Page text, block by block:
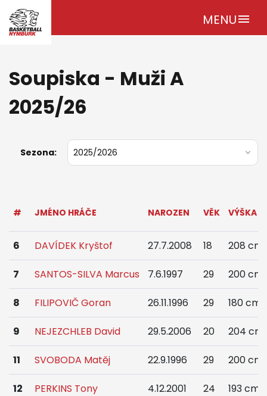
MENUmenu
Soupiska - Muži A
2025/26
Sezona:
# JMÉNO HRÁČE NAROZEN VĚK VÝŠKA
6 DAVÍDEK Kryštof 27.7.2008 18 208 cm
7 SANTOS-SILVA Marcus 7.6.1997 29 200 cm
8 FILIPOVIČ Goran 26.11.1996 29 180 cm
9 NEJEZCHLEB David 29.5.2006 20 204 cm
11 SVOBODA Matěj 22.9.1996 29 200 cm
12 PERKINS Tony 4.12.2001 24 193 cm